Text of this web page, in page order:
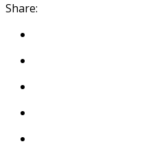
Share: